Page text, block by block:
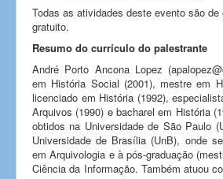
Todas as atividades deste evento são
gratuito.
Resumo do currículo do palestrante
André Porto Ancona Lopez
em História Social (2001), mestre em
licenciado em História (1992),
Arquivos (1990) e bacharel em História
obtidos na Universidade de São Paulo
Universidade de Brasília (UnB), onde
em Arquivologia e à pós-graduação
Ciência da Informação. Também atuou